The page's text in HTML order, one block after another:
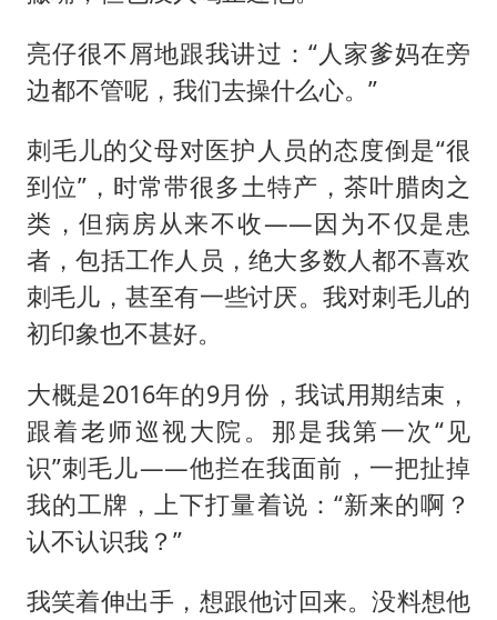
亮仔很不屑地跟我讲过：“人家爹妈在旁
边都不管呢，我们去操什么心。”
刺毛儿的父母对医护人员的态度倒是“很
到位”，时常带很多土特产，茶叶腊肉之
类，但病房从来不收——因为不仅是患
者，包括工作人员，绝大多数人都不喜欢
刺毛儿，甚至有一些讨厌。我对刺毛儿的
初印象也不甚好。
大概是2016年的9月份，我试用期结束，
跟着老师巡视大院。那是我第一次“见
识”刺毛儿——他拦在我面前，一把扯掉
我的工牌，上下打量着说：“新来的啊？
认不认识我？”
我笑着伸出手，想跟他讨回来。没料想他